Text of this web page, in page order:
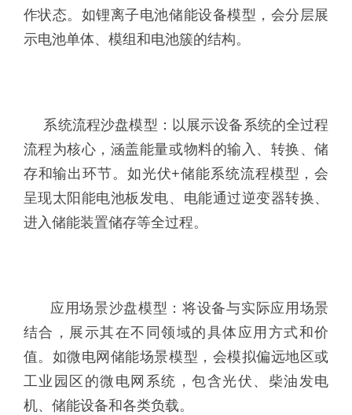
作状态。如锂离子电池储能设备模型，会分层展
示电池单体、模组和电池簇的结构。
系统流程沙盘模型：以展示设备系统的全过程
流程为核心，涵盖能量或物料的输入、转换、储
存和输出环节。如光伏+储能系统流程模型，会
呈现太阳能电池板发电、电能通过逆变器转换、
进入储能装置储存等全过程。
应用场景沙盘模型：将设备与实际应用场景
结合，展示其在不同领域的具体应用方式和价
值。如微电网储能场景模型，会模拟偏远地区或
工业园区的微电网系统，包含光伏、柴油发电
机、储能设备和各类负载。